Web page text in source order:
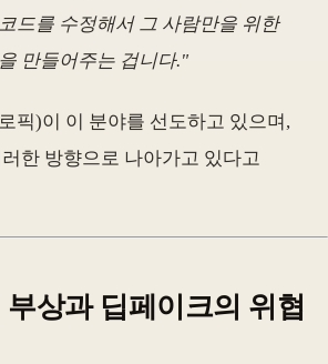
드를 수정해서 그 사람만을 위한
만들어주는 겁니다."
픽)이 이 분야를 선도하고 있으며,
한 방향으로 나아가고 있다고
상과 딥페이크의 위협